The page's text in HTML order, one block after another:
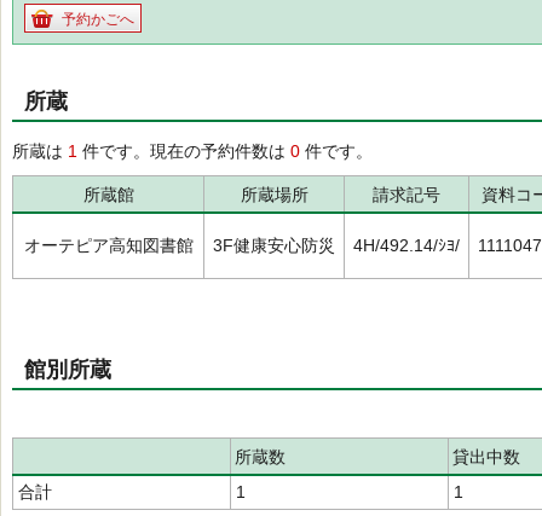
予約かごへ
所蔵
所蔵は 1 件です。現在の予約件数は 0 件です。
所蔵館 所蔵場所 請求記号 資料コ
オーテピア高知図書館 3F健康安心防災 4H/492.14/ｼﾖ/
館別所蔵
所蔵数
貸出中数
合計
1 1